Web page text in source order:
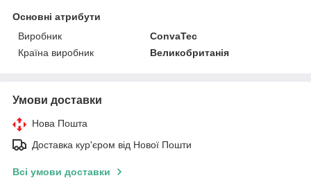
Основні атрибути
Виробник
ConvaTec
Країна виробник
Великобританія
Умови доставки
Нова Пошта
Доставка кур'єром від Нової Пошти
Всі умови доставки